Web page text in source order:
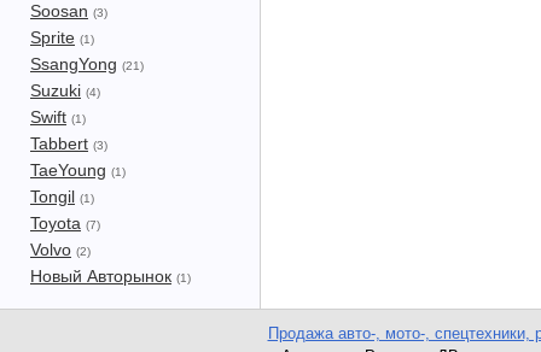
Soosan (3)
Sprite (1)
SsangYong (21)
Suzuki (4)
Swift (1)
Tabbert (3)
TaeYoung (1)
Tongil (1)
Toyota (7)
Volvo (2)
Новый Авторынок (1)
Продажа авто-, мото-, спецтехники,